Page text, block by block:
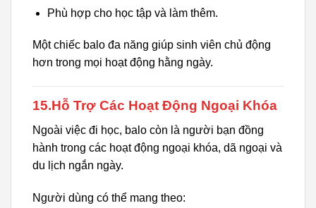
Phù hợp cho học tập và làm thêm.
Một chiếc balo đa năng giúp sinh viên chủ động
hơn trong mọi hoạt động hằng ngày.
15.Hỗ Trợ Các Hoạt Động Ngoại Khóa
Ngoài việc đi học, balo còn là người bạn đồng
hành trong các hoạt động ngoại khóa, dã ngoại và
du lịch ngắn ngày.
Người dùng có thể mang theo: